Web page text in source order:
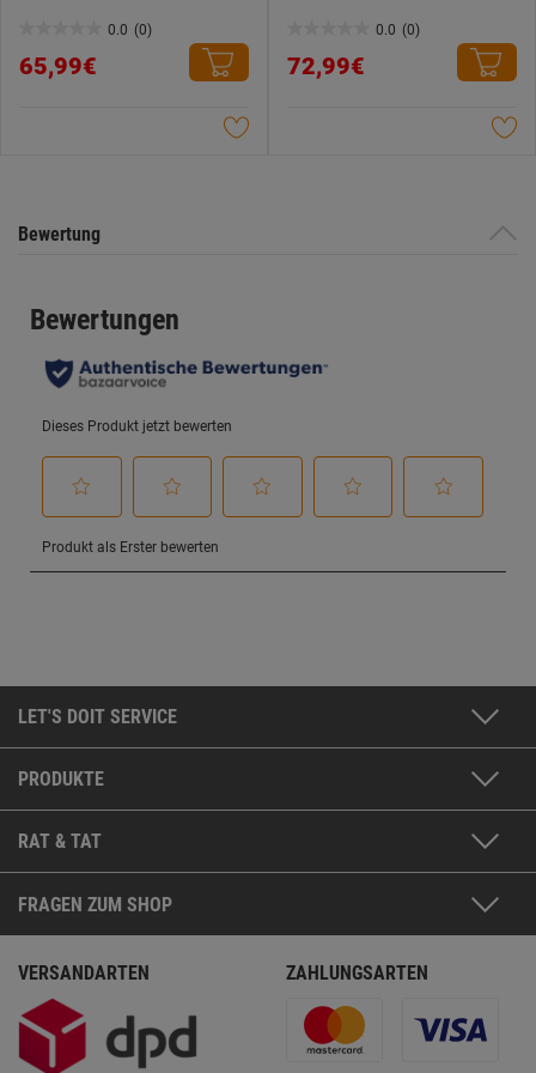
0.0 (0)
von
65,99€
0.0 (0)
von
72,99€
Bewertung
LET'S DOIT SERVICE
PRODUKTE
RAT & TAT
FRAGEN ZUM SHOP
VERSANDARTEN ZAHLUNGSARTEN